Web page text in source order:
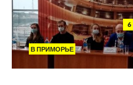
6
В ПРИМОРЬЕ